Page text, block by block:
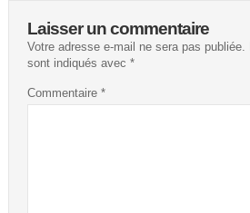
Laisser un commentaire
Votre adresse e-mail ne sera pas publiée.
sont indiqués avec *
Commentaire *